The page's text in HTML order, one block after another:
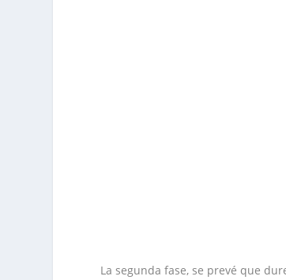
La segunda fase, se prevé que